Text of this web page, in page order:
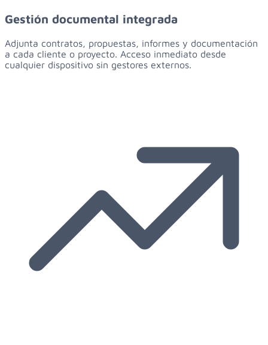
Gestión documental integrada
Adjunta contratos, propuestas, informes y documentación
a cada cliente o proyecto. Acceso inmediato desde
cualquier dispositivo sin gestores externos.